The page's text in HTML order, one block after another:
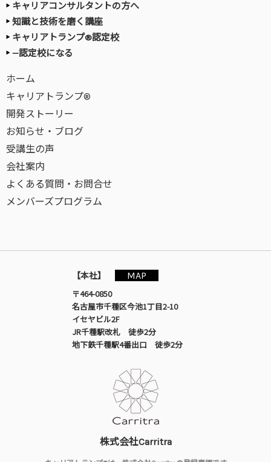
キャリアコンサルタントの方へ
知識と技術を磨く講座
キャリアトランプ®認定校
—認定校になる
ホーム
キャリアトランプ®
開発ストーリー
お知らせ・ブログ
受講生の声
会社案内
よくある質問・お問合せ
メンバーズプログラム
【本社】
MAP
〒464-0850
名古屋市千種区今池1丁目2-10
イセヤビル2F
JR千種駅改札 徒歩2分
地下鉄千種駅4番出口 徒歩2分
株式会社Carritra